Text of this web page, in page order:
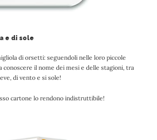
e di sole
di orsetti: seguendoli nelle loro piccole
conoscere il nome dei mesi e delle stagioni, tra
di vento e si sole!
cartone lo rendono indistruttibile!